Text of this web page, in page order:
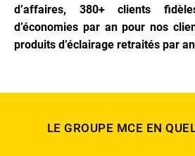
d’affaires, 380+ clients
d’économies par an pour nos
produits d’éclairage retraités par
LE GROUPE MCE EN